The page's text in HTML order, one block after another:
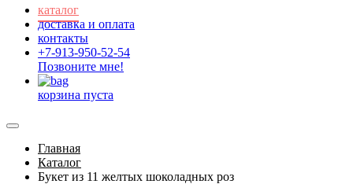
каталог
доставка и оплата
контакты
+7-913-950-52-54
Позвоните мне!
корзина пуста
Главная
Каталог
Букет из 11 желтых шоколадных роз